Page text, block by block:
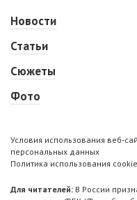
Новости
Статьи
Сюжеты
Фото
Условия использования веб-
персональных данных
Политика использования
Для читателей: В России